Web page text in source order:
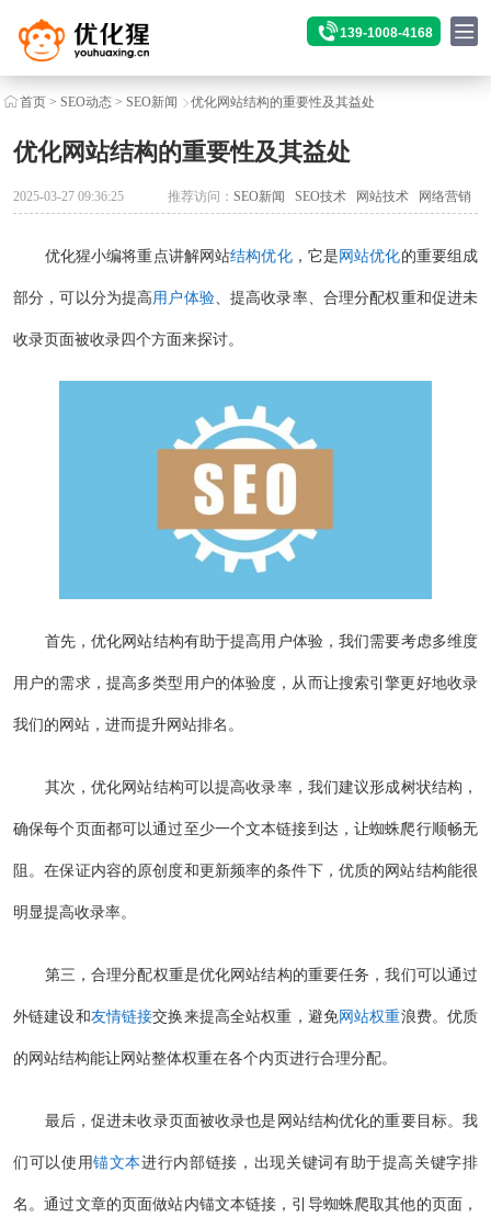
139-1008-4168
首页> SEO动态> SEO新闻 优化网站结构的重要性及其益处
优化网站结构的重要性及其益处
2025-03-27 09:36:25 推荐访问：SEO新闻 SEO技术 网站技术 网络营销
优化猩小编将重点讲解网站结构优化，它是网站优化的重要组成
部分，可以分为提高用户体验、提高收录率、合理分配权重和促进未
收录页面被收录四个方面来探讨。
首先，优化网站结构有助于提高用户体验，我们需要考虑多维度
用户的需求，提高多类型用户的体验度，从而让搜索引擎更好地收录
我们的网站，进而提升网站排名。
其次，优化网站结构可以提高收录率，我们建议形成树状结构，
确保每个页面都可以通过至少一个文本链接到达，让蜘蛛爬行顺畅无
阻。在保证内容的原创度和更新频率的条件下，优质的网站结构能很
明显提高收录率。
第三，合理分配权重是优化网站结构的重要任务，我们可以通过
外链建设和友情链接交换来提高全站权重，避免网站权重浪费。优质
的网站结构能让网站整体权重在各个内页进行合理分配。
最后，促进未收录页面被收录也是网站结构优化的重要目标。我
们可以使用锚文本进行内部链接，出现关键词有助于提高关键字排
名。通过文章的页面做站内锚文本链接，引导蜘蛛爬取其他的页面，